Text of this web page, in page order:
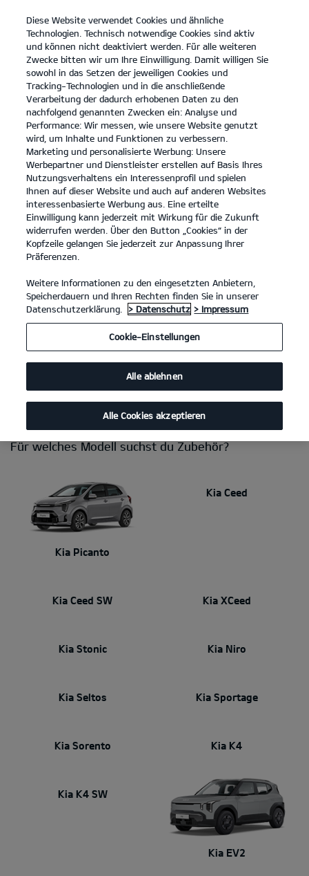
open
menu
KONTAKT
KIA ZUBEHÖR
KIA ZUBEHÖR
KIA ORIGINALZUBEHÖR – DAMIT DEIN AUTO ZU DIR
PASST.
Du brauchst eine Anhängerkupplung, willst das Interieur
persönlicher gestalten, Fahrräder transportieren oder einen sicheren
Auto perfekt auf deinen Alltag ab. Dabei kannst du dich immer auf
makellose Qualität und Passgenauigkeit verlassen. Dein Kia Händler
Für welches Modell suchst du Zubehör?
Kia Picanto
Kia Ceed
Kia Ceed SW Kia XCeed
Kia Stonic Kia Niro
Kia Seltos Kia Sportage
Kia Sorento Kia K4
Kia K4 SW
Kia EV2
Diese Website verwendet Cookies und ähnliche
Technologien. Technisch notwendige Cookies sind aktiv
und können nicht deaktiviert werden. Für alle weiteren
Zwecke bitten wir um Ihre Einwilligung. Damit willigen Sie
sowohl in das Setzen der jeweiligen Cookies und
Tracking-Technologien und in die anschließende
Verarbeitung der dadurch erhobenen Daten zu den
nachfolgend genannten Zwecken ein: Analyse und
Performance: Wir messen, wie unsere Website genutzt
wird, um Inhalte und Funktionen zu verbessern.
Marketing und personalisierte Werbung: Unsere
Werbepartner und Dienstleister erstellen auf Basis Ihres
Nutzungsverhaltens ein Interessenprofil und spielen
Ihnen auf dieser Website und auch auf anderen Websites
interessenbasierte Werbung aus. Eine erteilte
Einwilligung kann jederzeit mit Wirkung für die Zukunft
widerrufen werden. Über den Button „Cookies“ in der
Kopfzeile gelangen Sie jederzeit zur Anpassung Ihrer
Präferenzen.
Weitere Informationen zu den eingesetzten Anbietern,
Speicherdauern und Ihren Rechten finden Sie in unserer
Datenschutzerklärung.
> Datenschutz > Impressum
Cookie-Einstellungen
Alle ablehnen
Alle Cookies akzeptieren